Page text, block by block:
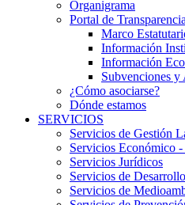
Organigrama
Portal de Transparencia
Marco
Información
Información
Subvenciones y
¿Cómo asociarse?
Dónde estamos
SERVICIOS
Servicios de Gestión
Servicios Económico -
Servicios Jurídicos
Servicios de
Servicios de